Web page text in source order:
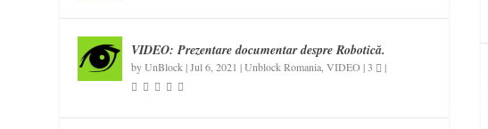
VIDEO: Prezentare documentar despre Robotică.
byUnBlock |Jul 6, 2021 |Unblock Romania ,VIDEO |3 |